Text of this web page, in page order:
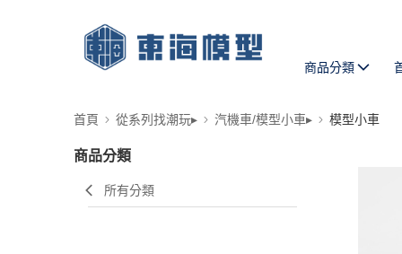
商品分類
首頁 從系列找潮玩▸ 汽機車/模型小車▸ 模型小車
商品分類
所有分類